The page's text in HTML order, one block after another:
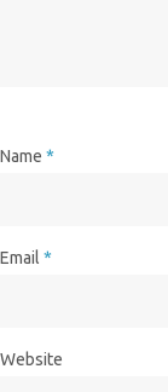
Name *
Email *
Website